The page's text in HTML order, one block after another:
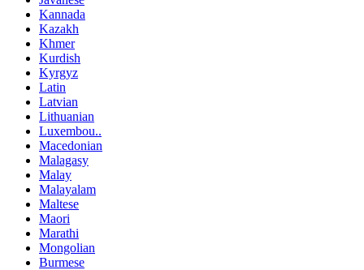
Kannada
Kazakh
Khmer
Kurdish
Kyrgyz
Latin
Latvian
Lithuanian
Luxembou..
Macedonian
Malagasy
Malay
Malayalam
Maltese
Maori
Marathi
Mongolian
Burmese